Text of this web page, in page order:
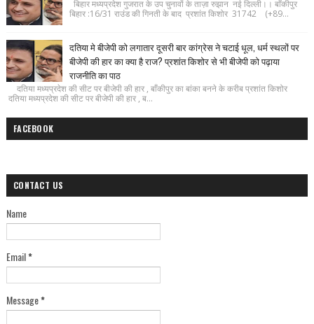
बिहार मध्यप्रदेश गुजरात के उप चुनावों के ताज़ा रुझान नई दिल्ली।। बाँकीपुर
बिहार :16/31 राउंड की गिनती के बाद प्रशांत किशोर 31742 (+89...
दतिया मे बीजेपी को लगातार दूसरी बार कांग्रेस ने चटाई धूल, धर्म स्थलों पर
बीजेपी की हार का क्या है राज? प्रशांत किशोर से भी बीजेपी को पढ़ाया
राजनीति का पाठ
दतिया मध्यप्रदेश की सीट पर बीजेपी की हार , बाँकीपुर का बांका बनने के करीब प्रशांत किशोर
दतिया मध्यप्रदेश की सीट पर बीजेपी की हार , ब...
FACEBOOK
CONTACT US
Name
Email*
Message*